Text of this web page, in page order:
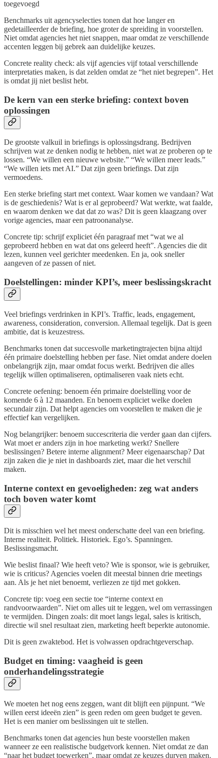
toegevoegd
Benchmarks uit agencyselecties tonen dat hoe langer en
gedetailleerder de briefing, hoe groter de spreiding in voorstellen.
Niet omdat agencies het niet snappen, maar omdat ze verschillende
accenten leggen bij gebrek aan duidelijke keuzes.
Concrete reality check: als vijf agencies vijf totaal verschillende
interpretaties maken, is dat zelden omdat ze “het niet begrepen”. Het
is omdat jij niet beslist hebt.
De kern van een sterke briefing: context boven
oplossingen
De grootste valkuil in briefings is oplossingsdrang. Bedrijven
schrijven wat ze denken nodig te hebben, niet wat ze proberen op te
lossen. “We willen een nieuwe website.” “We willen meer leads.”
“We willen iets met AI.” Dat zijn geen briefings. Dat zijn
vermoedens.
Een sterke briefing start met context. Waar komen we vandaan? Wat
is de geschiedenis? Wat is er al geprobeerd? Wat werkte, wat faalde,
en waarom denken we dat dat zo was? Dit is geen klaagzang over
vorige agencies, maar een patroonanalyse.
Concrete tip: schrijf expliciet één paragraaf met “wat we al
geprobeerd hebben en wat dat ons geleerd heeft”. Agencies die dit
lezen, kunnen veel gerichter meedenken. En ja, ook sneller
aangeven of ze passen of niet.
Doelstellingen: minder KPI’s, meer beslissingskracht
Veel briefings verdrinken in KPI’s. Traffic, leads, engagement,
awareness, consideration, conversion. Allemaal tegelijk. Dat is geen
ambitie, dat is keuzestress.
Benchmarks tonen dat succesvolle marketingtrajecten bijna altijd
één primaire doelstelling hebben per fase. Niet omdat andere doelen
onbelangrijk zijn, maar omdat focus werkt. Bedrijven die alles
tegelijk willen optimaliseren, optimaliseren vaak niets echt.
Concrete oefening: benoem één primaire doelstelling voor de
komende 6 à 12 maanden. En benoem expliciet welke doelen
secundair zijn. Dat helpt agencies om voorstellen te maken die je
effectief kan vergelijken.
Nog belangrijker: benoem succescriteria die verder gaan dan cijfers.
Wat moet er anders zijn in hoe marketing werkt? Snellere
beslissingen? Betere interne alignment? Meer eigenaarschap? Dat
zijn zaken die je niet in dashboards ziet, maar die het verschil
maken.
Interne context en gevoeligheden: zeg wat anders
toch boven water komt
Dit is misschien wel het meest onderschatte deel van een briefing.
Interne realiteit. Politiek. Historiek. Ego’s. Spanningen.
Beslissingsmacht.
Wie beslist finaal? Wie heeft veto? Wie is sponsor, wie is gebruiker,
wie is criticus? Agencies voelen dit meestal binnen drie meetings
aan. Als je het niet benoemt, verliezen ze tijd met gokken.
Concrete tip: voeg een sectie toe “interne context en
randvoorwaarden”. Niet om alles uit te leggen, wel om verrassingen
te vermijden. Dingen zoals: dit moet langs legal, sales is kritisch,
directie wil snel resultaat zien, marketing heeft beperkte autonomie.
Dit is geen zwaktebod. Het is volwassen opdrachtgeverschap.
Budget en timing: vaagheid is geen
onderhandelingsstrategie
We moeten het nog eens zeggen, want dit blijft een pijnpunt. “We
willen eerst ideeën zien” is geen reden om geen budget te geven.
Het is een manier om beslissingen uit te stellen.
Benchmarks tonen dat agencies hun beste voorstellen maken
wanneer ze een realistische budgetvork kennen. Niet omdat ze dan
“naar het budget toewerken”, maar omdat ze keuzes durven maken.